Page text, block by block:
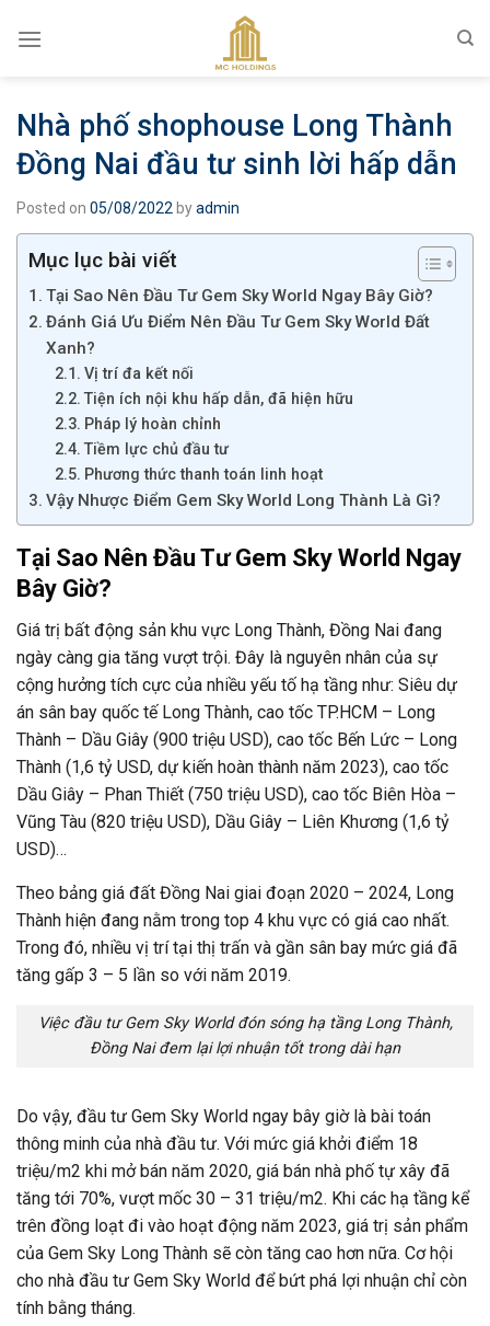
Nhà phố shophouse Long Thành
Đồng Nai đầu tư sinh lời hấp dẫn
Posted on 05/08/2022 byadmin
Mục lục bài viết
Tại Sao Nên Đầu Tư Gem Sky World Ngay Bây Giờ?
Đánh Giá Ưu Điểm Nên Đầu Tư Gem Sky World Đất
Xanh?
Vị trí đa kết nối
Tiện ích nội khu hấp dẫn, đã hiện hữu
Pháp lý hoàn chỉnh
Tiềm lực chủ đầu tư
Phương thức thanh toán linh hoạt
Vậy Nhược Điểm Gem Sky World Long Thành Là Gì?
Tại Sao Nên Đầu Tư Gem Sky World Ngay
Bây Giờ?
Giá trị bất động sản khu vực Long Thành, Đồng Nai đang
ngày càng gia tăng vượt trội. Đây là nguyên nhân của sự
cộng hưởng tích cực của nhiều yếu tố hạ tầng như: Siêu dự
án sân bay quốc tế Long Thành, cao tốc TP.HCM – Long
Thành – Dầu Giây (900 triệu USD), cao tốc Bến Lức – Long
Thành (1,6 tỷ USD, dự kiến hoàn thành năm 2023), cao tốc
Dầu Giây – Phan Thiết (750 triệu USD), cao tốc Biên Hòa –
Vũng Tàu (820 triệu USD), Dầu Giây – Liên Khương (1,6 tỷ
USD)…
Theo bảng giá đất Đồng Nai giai đoạn 2020 – 2024, Long
Thành hiện đang nằm trong top 4 khu vực có giá cao nhất.
Trong đó, nhiều vị trí tại thị trấn và gần sân bay mức giá đã
tăng gấp 3 – 5 lần so với năm 2019.
Việc đầu tư Gem Sky World đón sóng hạ tầng Long Thành,
Đồng Nai đem lại lợi nhuận tốt trong dài hạn
Do vậy, đầu tư Gem Sky World ngay bây giờ là bài toán
thông minh của nhà đầu tư. Với mức giá khởi điểm 18
triệu/m2 khi mở bán năm 2020, giá bán nhà phố tự xây đã
tăng tới 70%, vượt mốc 30 – 31 triệu/m2. Khi các hạ tầng kể
trên đồng loạt đi vào hoạt động năm 2023, giá trị sản phẩm
của Gem Sky Long Thành sẽ còn tăng cao hơn nữa. Cơ hội
cho nhà đầu tư Gem Sky World để bứt phá lợi nhuận chỉ còn
tính bằng tháng.